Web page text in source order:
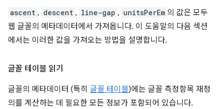
ascent , descent , line-gap , unitsPerEm 의 값은 모두
웹 글꼴의 메타데이터에서 가져옵니다. 이 도움말의 다음 섹션
에서는 이러한 값을 가져오는 방법을 설명합니다.
글꼴 테이블 읽기
글꼴의 메타데이터 (특히 글꼴 테이블)에는 글꼴 측정항목 재정
의를 계산하는 데 필요한 모든 정보가 포함되어 있습니다.